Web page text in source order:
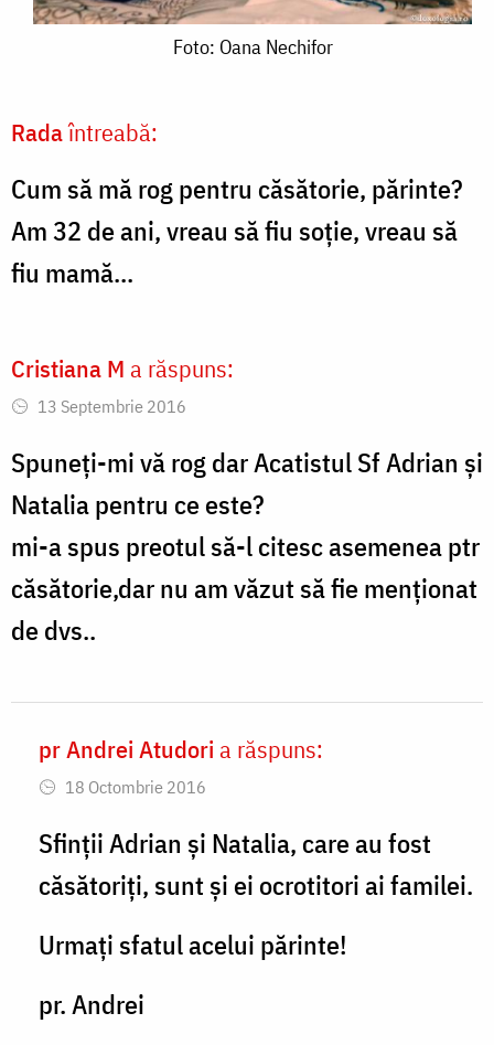
Nechifor
Foto: Oana Nechifor
Radaîntreabă:
Cum să mă rog pentru căsătorie, părinte?
Am 32 de ani, vreau să fiu soţie, vreau să
fiu mamă...
Cristiana M a răspuns:
13 Septembrie 2016
Spuneți-mi vă rog dar Acatistul Sf Adrian şi
Natalia pentru ce este?
mi-a spus preotul să-l citesc asemenea ptr
căsătorie,dar nu am văzut să fie menționat
de dvs..
In
reply
to
Spuneți-
vă
dar
pr Andrei Atudori a răspuns:
18 Octombrie 2016
Sfinții Adrian și Natalia, care au fost
căsătoriți, sunt și ei ocrotitori ai familei.
Urmați sfatul acelui părinte!
pr. Andrei